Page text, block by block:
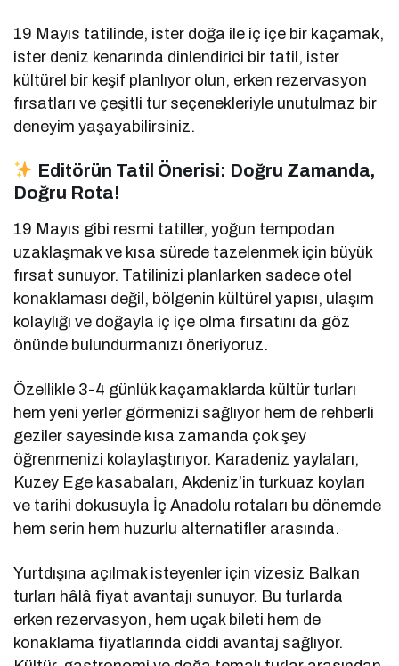
19 Mayıs tatilinde, ister doğa ile iç içe bir kaçamak,
ister deniz kenarında dinlendirici bir tatil, ister
kültürel bir keşif planlıyor olun, erken rezervasyon
fırsatları ve çeşitli tur seçenekleriyle unutulmaz bir
deneyim yaşayabilirsiniz.
Editörün Tatil Önerisi: Doğru Zamanda,
Doğru Rota!
19 Mayıs gibi resmi tatiller, yoğun tempodan
uzaklaşmak ve kısa sürede tazelenmek için büyük
fırsat sunuyor. Tatilinizi planlarken sadece otel
konaklaması değil, bölgenin kültürel yapısı, ulaşım
kolaylığı ve doğayla iç içe olma fırsatını da göz
önünde bulundurmanızı öneriyoruz.
Özellikle 3-4 günlük kaçamaklarda kültür turları
hem yeni yerler görmenizi sağlıyor hem de rehberli
geziler sayesinde kısa zamanda çok şey
öğrenmenizi kolaylaştırıyor. Karadeniz yaylaları,
Kuzey Ege kasabaları, Akdeniz’in turkuaz koyları
ve tarihi dokusuyla İç Anadolu rotaları bu dönemde
hem serin hem huzurlu alternatifler arasında.
Yurtdışına açılmak isteyenler için vizesiz Balkan
turları hâlâ fiyat avantajı sunuyor. Bu turlarda
erken rezervasyon, hem uçak bileti hem de
konaklama fiyatlarında ciddi avantaj sağlıyor.